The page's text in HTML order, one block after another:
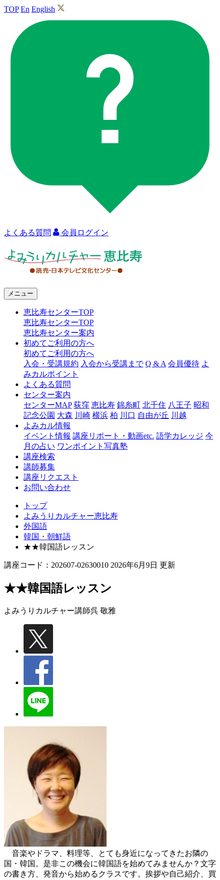
TOP En English
よくある質問 会員ログイン
ャ
比
メニュー
恵比寿センターTOP
恵比寿センターTOP
恵比寿センター案内
初めてご利用の方へ
初めてご利用の方へ
入会・受講規約 入会から受講まで Q & A 会員優待 よ
みカルポイント
よくある質問
センター案内
センターMAP 荻窪 恵比寿 錦糸町 北千住 八王子 昭和
記念公園 大森 川崎 横浜 柏 川口 自由が丘 川越
よみカル情報
イベント情報 講座リポート・動画etc. 語学カレッジ 今
月の占い ワンポイント写真塾
講座検索
講師募集
講座リクエスト
お問い合わせ
トップ
よみうりカルチャー恵比寿
外国語
韓国・朝鮮語
★★韓国語レッスン
講座コード：202607-02630010 2026年6月9日 更新
★★韓国語レッスン
よみうりカルチャー講師呉 敬雅
音楽やドラマ、料理等、とても身近になってきたお隣の
国・韓国。是非この機会に韓国語を始めてみませんか？文字
の書き方、発音から始めるクラスです。挨拶や自己紹介、買